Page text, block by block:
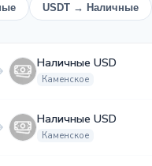
USDT → Наличные
Наличные USD
Каменское
Наличные USD
Каменское